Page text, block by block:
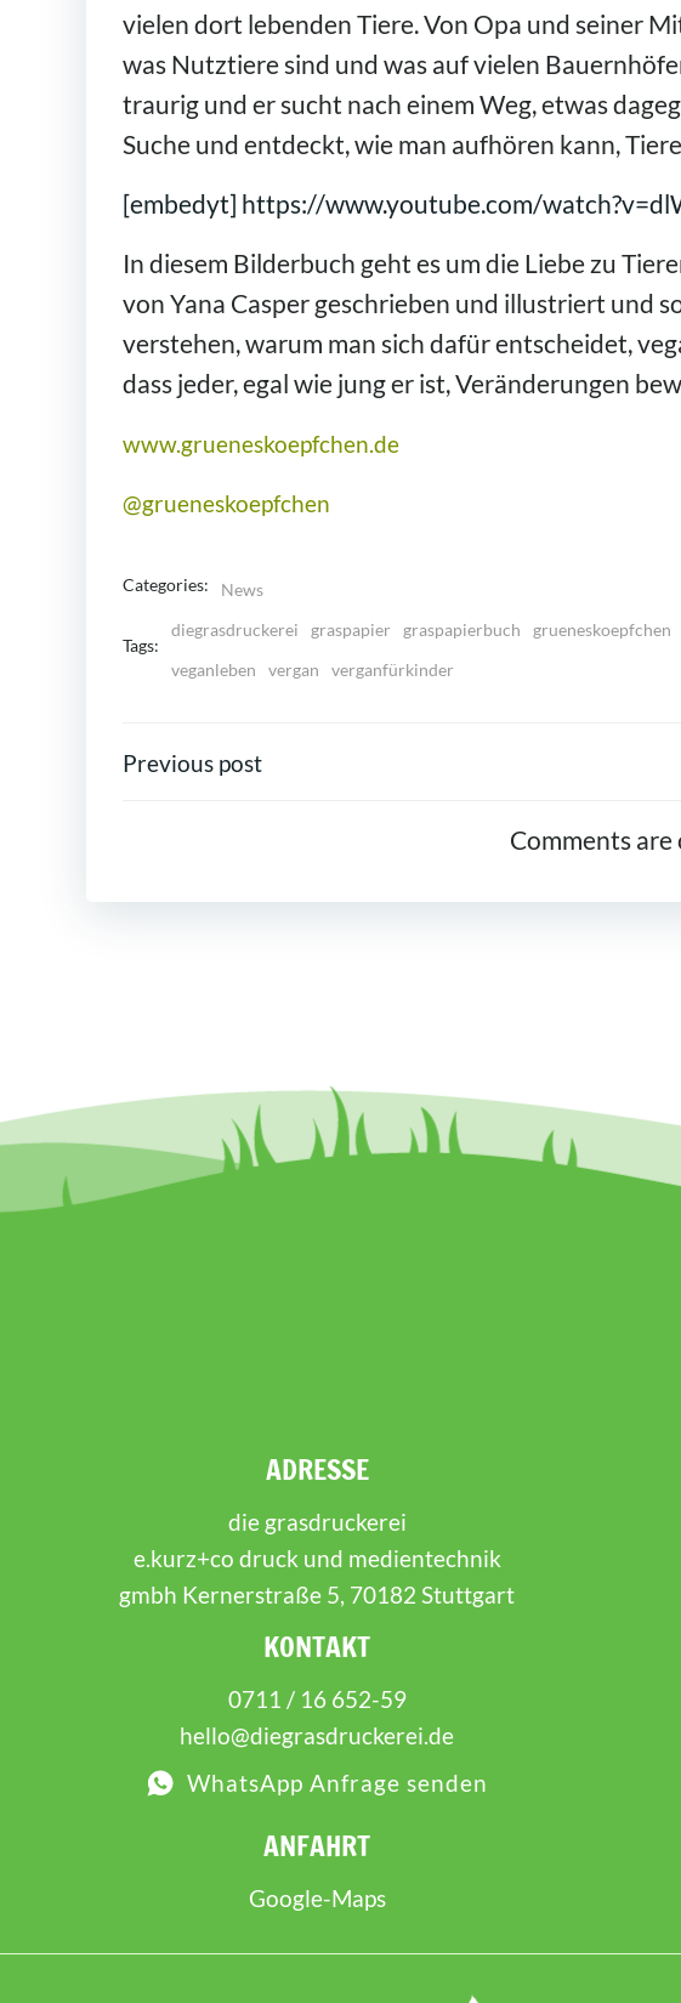
vielen dort lebenden Tiere. Von Opa und seiner
was Nutztiere sind und was auf vielen
traurig und er sucht nach einem Weg, etwas
Suche und entdeckt, wie man aufhören kann,
[embedyt] https://www.youtube.com/
In diesem Bilderbuch geht es um die Liebe zu
von Yana Casper geschrieben und illustriert und
verstehen, warum man sich dafür entscheidet,
dass jeder, egal wie jung er ist, Veränderungen
www.grueneskoepfchen.de
@grueneskoepfchen
Categories: News
Tags:
diegrasdruckerei graspapier graspapierbuch grueneskoepfchen
veganleben
vergan verganfürkinder
POST
Previous post
Comments are
ADRESSE
die grasdruckerei
e.kurz+co druck und medientechnik
gmbh Kernerstraße 5, 70182 Stuttgart
KONTAKT
0711 / 16 652-59
hello@diegrasdruckerei.de
WhatsApp Anfrage senden
ANFAHRT
Google-Maps